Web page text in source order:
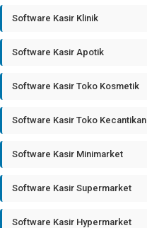
Software Kasir Klinik
Software Kasir Apotik
Software Kasir Toko Kosmetik
Software Kasir Toko Kecantikan
Software Kasir Minimarket
Software Kasir Supermarket
Software Kasir Hypermarket